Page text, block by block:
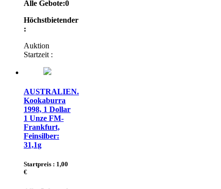
Alle Gebote:0
Höchstbietender
:
Auktion
Startzeit :
AUSTRALIEN.
Kookaburra
1998, 1 Dollar
1 Unze FM-
Frankfurt,
Feinsilber:
31,1g
Startpreis : 1,00
€